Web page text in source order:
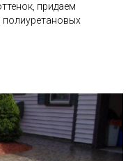
придаем
полиуретановых